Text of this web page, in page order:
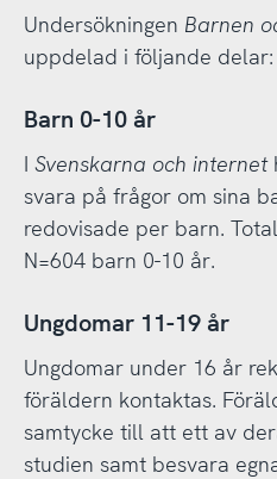
Undersökningen Barnen
uppdelad i följande delar:
Barn 0-10 år
I Svenskarna och internet
svara på frågor om sina
redovisade per barn.
N=604 barn 0-10 år.
Ungdomar 11-19 år
Ungdomar under 16 år
föräldern kontaktas.
samtycke till att ett av
studien samt besvara